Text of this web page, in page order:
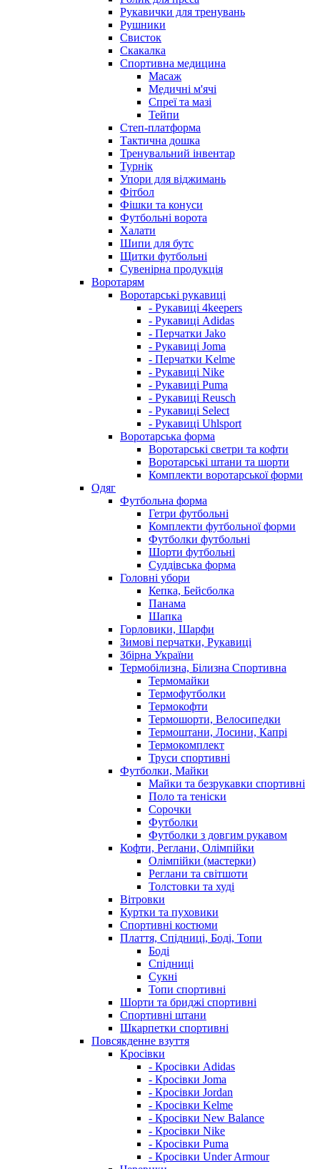
Рукавички для тренувань
Рушники
Свисток
Скакалка
Спортивна медицина
Масаж
Медичні м'ячі
Спреї та мазі
Тейпи
Степ-платформа
Тактична дошка
Тренувальний інвентар
Турнік
Упори для віджимань
Фітбол
Фішки та конуси
Футбольні ворота
Халати
Шипи для бутс
Щитки футбольні
Сувенірна продукція
Воротарям
Воротарські рукавиці
- Рукавиці 4keepers
- Рукавиці Adidas
- Перчатки Jako
- Рукавиці Joma
- Перчатки Kelme
- Рукавиці Nike
- Рукавиці Puma
- Рукавиці Reusch
- Рукавиці Select
- Рукавиці Uhlsport
Воротарська форма
Воротарські светри та кофти
Воротарські штани та шорти
Комплекти воротарської форми
Одяг
Футбольна форма
Гетри футбольні
Комплекти футбольної форми
Футболки футбольні
Шорти футбольні
Суддівська форма
Головні убори
Кепка, Бейсболка
Панама
Шапка
Горловики, Шарфи
Зимові перчатки, Рукавиці
Збірна України
Термобілизна, Білизна Спортивна
Термомайки
Термофутболки
Термокофти
Термошорти, Велосипедки
Термоштани, Лосини, Капрі
Термокомплект
Труси спортивні
Футболки, Майки
Майки та безрукавки спортивні
Поло та теніски
Сорочки
Футболки
Футболки з довгим рукавом
Кофти, Реглани, Олімпійки
Олімпійки (мастерки)
Реглани та світшоти
Толстовки та худі
Вітровки
Куртки та пуховики
Спортивні костюми
Плаття, Спідниці, Боді, Топи
Боді
Спідниці
Сукні
Топи спортивні
Шорти та бриджі спортивні
Спортивні штани
Шкарпетки спортивні
Повсякденне взуття
Кросівки
- Кросівки Adidas
- Кросівки Joma
- Кросівки Jordan
- Кросівки Kelme
- Кросівки New Balance
- Кросівки Nike
- Кросівки Puma
- Кросівки Under Armour